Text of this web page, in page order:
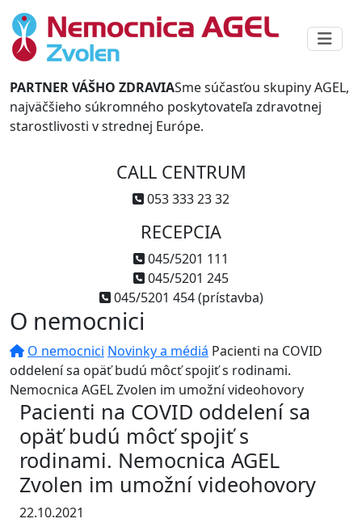
PARTNER VÁŠHO ZDRAVIASme súčasťou skupiny AGEL,
najväčšieho súkromného poskytovateľa zdravotnej
starostlivosti v strednej Európe.
CALL CENTRUM
053 333 23 32
RECEPCIA
045/5201 111
045/5201 245
045/5201 454 (prístavba)
O nemocnici
O nemocnici Novinky a médiá Pacienti na COVID
oddelení sa opäť budú môcť spojiť s rodinami.
Nemocnica AGEL Zvolen im umožní videohovory
Pacienti na COVID oddelení sa
opäť budú môcť spojiť s
rodinami. Nemocnica AGEL
Zvolen im umožní videohovory
22.10.2021